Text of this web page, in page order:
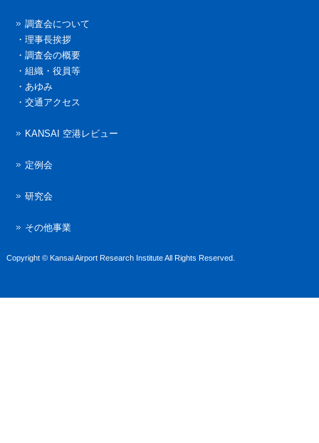
調査会について
・理事長挨拶
・調査会の概要
・組織・役員等
・あゆみ
・交通アクセス
KANSAI 空港レビュー
定例会
研究会
その他事業
Copyright © Kansai Airport Research Institute All Rights Reserved.